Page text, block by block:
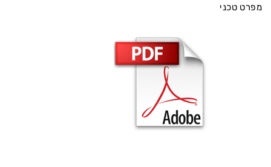
מפרט טכני